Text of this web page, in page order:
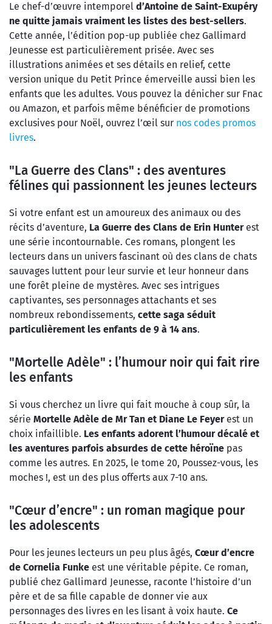
Le chef-d’œuvre intemporel d’Antoine de Saint-Exupéry
ne quitte jamais vraiment les listes des best-sellers.
Cette année, l’édition pop-up publiée chez Gallimard
Jeunesse est particulièrement prisée. Avec ses
illustrations animées et ses détails en relief, cette
version unique du Petit Prince émerveille aussi bien les
enfants que les adultes. Vous pouvez la dénicher sur Fnac
ou Amazon, et parfois même bénéficier de promotions
exclusives pour Noël, ouvrez l’œil sur nos codes promos
livres.
"La Guerre des Clans" : des aventures
félines qui passionnent les jeunes lecteurs
Si votre enfant est un amoureux des animaux ou des
récits d’aventure, La Guerre des Clans de Erin Hunterest
une série incontournable. Ces romans, plongent les
lecteurs dans un univers fascinant où des clans de chats
sauvages luttent pour leur survie et leur honneur dans
une forêt pleine de mystères. Avec ses intrigues
captivantes, ses personnages attachants et ses
nombreux rebondissements, cette saga séduit
particulièrement les enfants de 9 à 14 ans.
"Mortelle Adèle" : l’humour noir qui fait rire
les enfants
Si vous cherchez un livre qui fait mouche à coup sûr, la
série Mortelle Adèle de Mr Tan et Diane Le Feyerest un
choix infaillible. Les enfants adorent l’humour décalé et
les aventures parfois absurdes de cette héroïne pas
comme les autres. En 2025, le tome 20, Poussez-vous, les
moches !, est un des plus offerts aux 7-10 ans.
"Cœur d’encre" : un roman magique pour
les adolescents
Pour les jeunes lecteurs un peu plus âgés, Cœur d’encre
de Cornelia Funke est une véritable pépite. Ce roman,
publié chez Gallimard Jeunesse, raconte l’histoire d’un
père et de sa fille capable de donner vie aux
personnages des livres en les lisant à voix haute. Ce